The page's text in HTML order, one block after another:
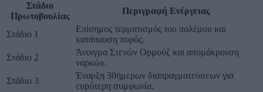
Στάδιο
Πρωτοβουλίας
Περιγραφή Ενέργειας
Στάδιο 1
Επίσημος τερματισμός του πολέμου και
κατάπαυση πυρός.
Στάδιο 2
Άνοιγμα Στενών Ορμούζ και απομάκρυνση
ναρκών.
Στάδιο 3
Έναρξη 30ήμερων διαπραγματεύσεων για
ευρύτερη συμφωνία.